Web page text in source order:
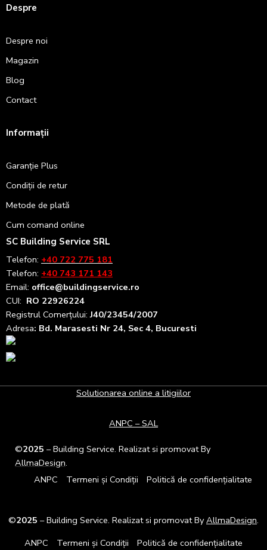
Despre
Despre noi
Magazin
Blog
Contact
Informații
Garanție Plus
Condiții de retur
Metode de plată
Cum comand online
SC Building Service SRL
Telefon: +40 722 775 181
Telefon: +40 743 171 143
Email: office@buildingservice.ro
CUI: RO 22926224
Registrul Comerțului:J40/23454/2007
Adresa: Bd. Marasesti Nr 24, Sec 4, Bucuresti
Solutionarea online a litigiilor
ANPC – SAL
©2025 – Building Service. Realizat si promovat By
AllmaDesign.
ANPC
Termeni și Condiții Politică de confidențialitate
©2025 – Building Service. Realizat si promovat ByAllmaDesign.
ANPC
Termeni și Condiții Politică de confidențialitate